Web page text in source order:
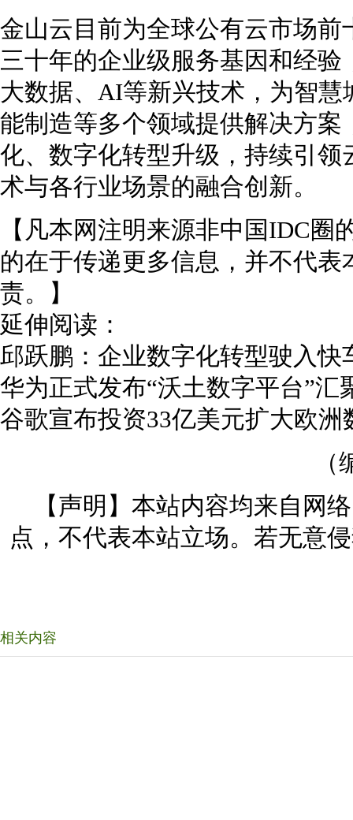
金山云目前为全球公有云市场
三十年的企业级服务基因和经
大数据、AI等新兴技术，为智
能制造等多个领域提供解决方
化、数字化转型升级，持续引
术与各行业场景的融合创新。
【凡本网注明来源非中国IDC
的在于传递更多信息，并不代
责。】
延伸阅读：
邱跃鹏：企业数字化转型驶入快
华为正式发布“沃土数字平台”汇
谷歌宣布投资33亿美元扩大欧洲
【声明】本站内容均来自网
点，不代表本站立场。若无意
相关内容